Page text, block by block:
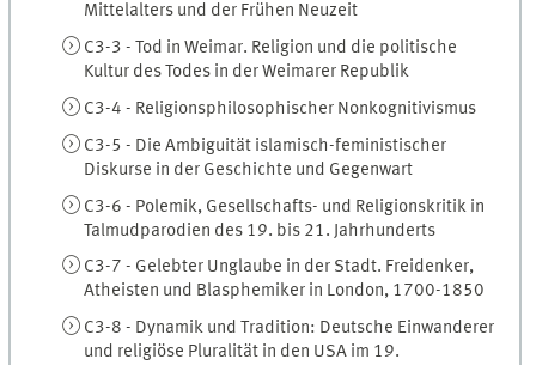
Mittelalters und der Frühen Neuzeit
C3-3 - Tod in Weimar. Religion und die politische
Kultur des Todes in der Weimarer Republik
C3-4 - Religionsphilosophischer Nonkognitivismus
C3-5 - Die Ambiguität islamisch-feministischer
Diskurse in der Geschichte und Gegenwart
C3-6 - Polemik, Gesellschafts- und Religionskritik in
Talmudparodien des 19. bis 21. Jahrhunderts
C3-7 - Gelebter Unglaube in der Stadt. Freidenker,
Atheisten und Blasphemiker in London, 1700-1850
C3-8 - Dynamik und Tradition: Deutsche Einwanderer
und religiöse Pluralität in den USA im 19.